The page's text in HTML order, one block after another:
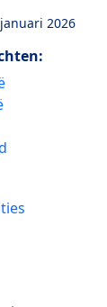
2026